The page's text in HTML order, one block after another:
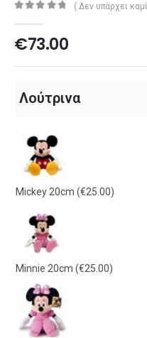
( Δεν υπάρχει
€73.00
Λούτρινα
Mickey 20cm (€25.00)
Minnie 20cm (€25.00)